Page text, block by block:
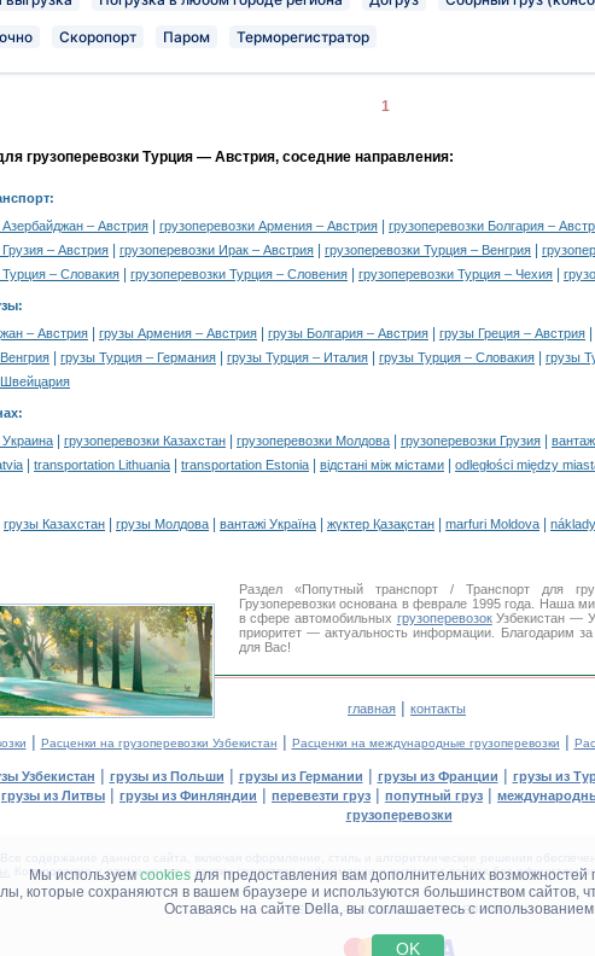
Мы используем cookiesдля предоставления вам дополнительних
которые сохраняются в вашем браузере и используются большинством сайтов,
Оставаясь на сайте Della, вы соглашаетесь с использованием
OK
Скоропорт Паром Терморегистратор
1
грузоперевозки Турция — Австрия, соседние направления:
Азербайджан – Австрия
грузоперевозки Армения – Австрия грузоперевозки Болгария –
Грузия – Австрия грузоперевозки Ирак – Австрия грузоперевозки Турция – Венгрия
Турция – Словакия грузоперевозки Турция – Словения грузоперевозки Турция – Чехия
:
– Австрия
грузы Армения – Австрия грузы Болгария – Австрия грузы Греция – Австрия
грузы Турция – Германия грузы Турция – Италия грузы Турция – Словакия грузы
Швейцария
:
Украина
грузоперевозки Казахстан грузоперевозки Молдова грузоперевозки Грузия
transportation Lithuania transportation Estonia відстані між містами odległości między
грузы Казахстан грузы Молдова вантажі Україна жүктер Қазақстан marfuri Moldova
Раздел «Попутный транспорт / Транспорт для
Грузоперевозки основана в феврале 1995 года. Наша
в сфере автомобильных грузоперевозокУзбекистан —
приоритет — актуальность информации. Благодарим
для Вас!
главная | контакты
| Расценки на грузоперевозки Узбекистан | Расценки на международные грузоперевозки |
Узбекистан | грузы из Польши | грузы из Германии | грузы из Франции | грузы из
грузы из Литвы | грузы из Финляндии | перевезти груз | попутный груз |
грузоперевозки
содержание данного сайта, включая оформление, стиль и алгоритмические решения
Копирование и размещение в других средствах информации и интернет-сайтах без
ДЕЛЛА® —ВАШИГРУЗОПЕРЕВОЗКИ™!